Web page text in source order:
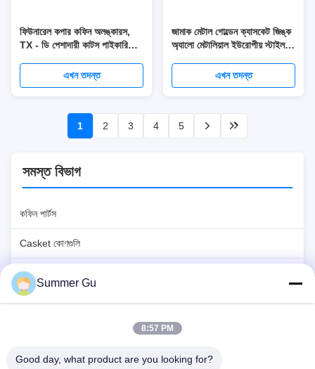
ফিউনারেল কপার কফিন অলঙ্কারস,
TX - ডি পেশাদারী কাটস পাইকারি
এখন তদন্ত
জামাক মেটাল গোল্ডেন ক্যাসকেট জিঙ্ক
অ্যালো মেটালিয়াল ইউরোপীয় স্টাইল
এখন তদন্ত
1 2 3 4 5
সমস্ত বিভাগ
কফিন পার্টস
Casket কোণগুলি
কাসকেট হ্যান্ডেল
প্লাস্টিক কফিন হ্যান্ডলগুলি
কাটস সুইং বার
Summer Gu
8:57 PM
Good day, what product are you looking for?